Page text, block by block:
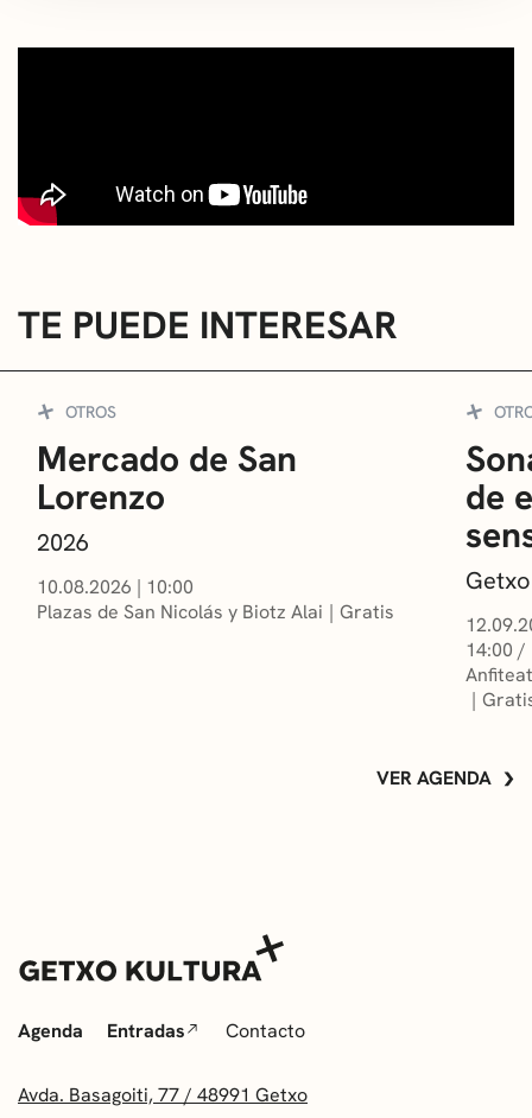
TE PUEDE INTERESAR
OTROS
Mercado de San
Lorenzo
2026
10.08.2026 | 10:00
Plazas de San Nicolás y Biotz Alai
Gratis
de
14:00 /
VER AGENDA
Agenda Entradas Contacto
Avda. Basagoiti, 77 / 48991 Getxo